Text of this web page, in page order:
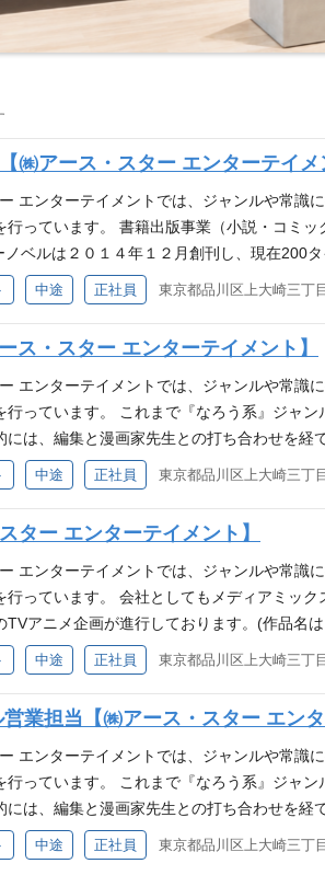
㈱アース・スター エンターテイメ
エンターテイメントでは、ジャンルや常識
っています。 書籍出版事業（小説・コミ
ベルは２０１４年１２月創刊し、現在200
ます。 是非、弊社で自ら提案し実現して
【ポジションの魅力】 ・カルチュア・エン
ることなく、時代の動きを敏感に捉える観
作品を、これまでにない形で世の中に発信
） ※ジャンルは問いません。 ライトノベル
り、そしてやる気に溢れた方 ■人気作品の
て言ったよね！』 『冒険者になりたいと都
。』 『俺は全てを【パリイ】する』 『ヘ
無意識に力を垂れ流す』 『悠久の愚者アズ
続々刊行しております。 【アース・スター
▼社員インタビューを掲載しております
中途 正社員 東京都品川区上大崎三丁
ス・スター エンターテイメント】
エンターテイメントでは、ジャンルや常識
っています。 これまで『なろう系』ジャ
は、編集と漫画家先生との打ち合わせを
籍出版事業（小説・コミック等） 映像・ア
門で担うIPビジネス担当スタッフを募集
なる展開をサポートしていただける人材を
品のご紹介】をご参照ください。 ＜具体的
種プロジェクトの進行管理 ３．契約書締
ンテンツの成長に伴走することができます
アの出店など様々な展開を支えます カル
【必須条件】 制作進行経験 IPコンテンツま
ターが求める素養】 「どのようなものが売
、時代の動きを敏感に捉える観察力のある
社作品を、これまでにない形で世の中に発
い意欲のある方 ■人気作品のご紹介■ 複数
！』 『冒険者になりたいと都に出て行っ
は全てを【パリイ】する』 『ヘルモード』
中途 正社員 東京都品川区上大崎三丁
ター エンターテイメント】
エンターテイメントでは、ジャンルや常識
っています。 会社としてもメディアミッ
TVアニメ企画が進行しております。(作品
ウハウを元に、現在はオリジナル作品の
き、その中からヒット作品を生み出して
■業務内容■ コミカライズ漫画作品
画雑誌「コミック アース・スター」連載
集者として、一からあらゆるジャンルの漫
ッズ制作など）にも携わっていただきま
の他、漫画連載・単行本刊行にかかわる諸
。 ・意見交換や相談がしやすい雰囲気で
中途 正社員 東京都品川区上大崎三丁
業担当【㈱アース・スター エンタ
エンターテイメントでは、ジャンルや常識
っています。 これまで『なろう系』ジャ
は、編集と漫画家先生との打ち合わせを
籍出版事業（小説・コミック等） 映像・ア
タビューを掲載しております！こちらも是
中途 正社員 東京都品川区上大崎三丁